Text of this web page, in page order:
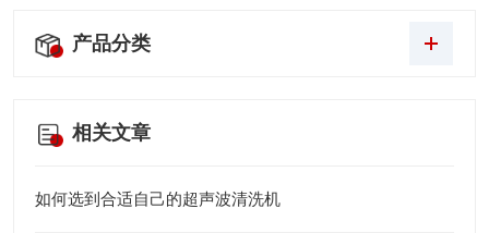
产品分类
相关文章
如何选到合适自己的超声波清洗机